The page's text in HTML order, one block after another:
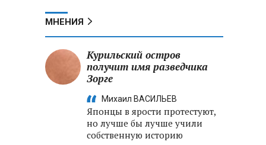
Харьковской области
криптообменников в «Москва-
Сити», через которую
украинские call-центры
МНЕНИЯ
Курильский остров
получит имя разведчика
Зорге
Михаил ВАСИЛЬЕВ
Японцы в ярости протестуют,
но лучше бы лучше учили
собственную историю